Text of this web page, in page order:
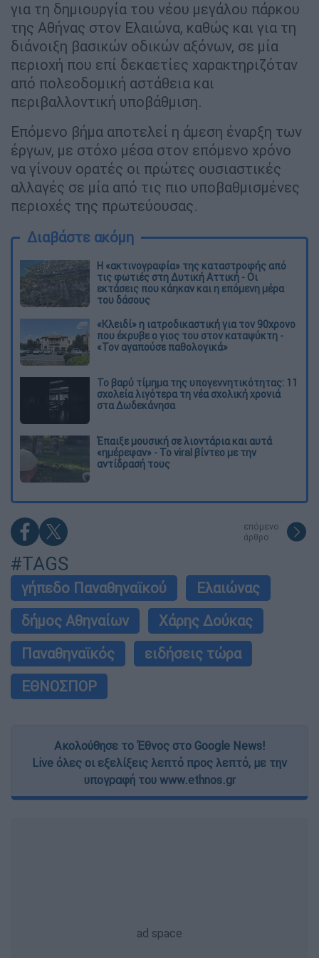
για τη δημιουργία του νέου μεγάλου πάρκου
της Αθήνας στον Ελαιώνα, καθώς και για τη
διάνοιξη βασικών οδικών αξόνων, σε μία
περιοχή που επί δεκαετίες χαρακτηριζόταν
από πολεοδομική αστάθεια και
περιβαλλοντική υποβάθμιση.
Επόμενο βήμα αποτελεί η άμεση έναρξη των
έργων, με στόχο μέσα στον επόμενο χρόνο
να γίνουν ορατές οι πρώτες ουσιαστικές
αλλαγές σε μία από τις πιο υποβαθμισμένες
περιοχές της πρωτεύουσας.
Διαβάστε ακόμη
Η «ακτινογραφία» της καταστροφής από
τις φωτιές στη Δυτική Αττική - Οι
εκτάσεις που κάηκαν και η επόμενη μέρα
του δάσους
«Κλειδί» η ιατροδικαστική για τον 90χρονο
που έκρυβε ο γιος του στον καταψύκτη -
«Τον αγαπούσε παθολογικά»
Το βαρύ τίμημα της υπογεννητικότητας: 11
σχολεία λιγότερα τη νέα σχολική χρονιά
στα Δωδεκάνησα
Έπαιξε μουσική σε λιοντάρια και αυτά
«ημέρεψαν» - Το viral βίντεο με την
αντίδρασή τους
επόμενο
άρθρο
#TAGS
γήπεδο Παναθηναϊκού
Ελαιώνας
δήμος Αθηναίων
Χάρης Δούκας
Παναθηναϊκός
ειδήσεις τώρα
ΕΘΝΟΣΠΟΡ
Ακολούθησε το Έθνος στο Google News!
Live όλες οι εξελίξεις λεπτό προς λεπτό, με την
υπογραφή του www.ethnos.gr